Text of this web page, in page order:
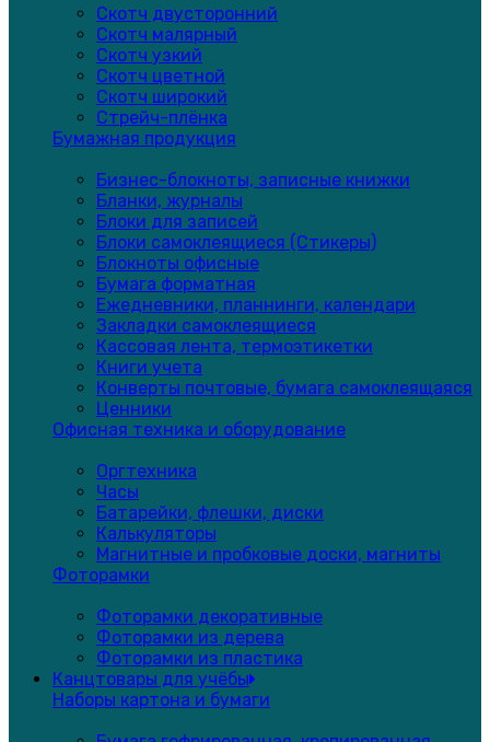
Скотч двусторонний
Скотч малярный
Скотч узкий
Скотч цветной
Скотч широкий
Стрейч-плёнка
Бумажная продукция
Бизнес-блокноты, записные книжки
Бланки, журналы
Блоки для записей
Блоки самоклеящиеся (Стикеры)
Блокноты офисные
Бумага форматная
Ежедневники, планнинги, календари
Закладки самоклеящиеся
Кассовая лента, термоэтикетки
Книги учета
Конверты почтовые, бумага самоклеящаяся
Ценники
Офисная техника и оборудование
Оргтехника
Часы
Батарейки, флешки, диски
Калькуляторы
Магнитные и пробковые доски, магниты
Фоторамки
Фоторамки декоративные
Фоторамки из дерева
Фоторамки из пластика
Канцтовары для учёбы
Наборы картона и бумаги